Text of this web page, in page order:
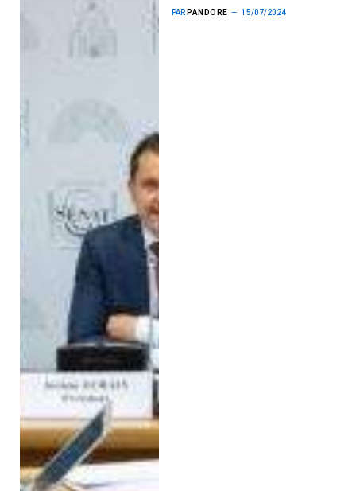
PAR PANDORE 15/07/2024